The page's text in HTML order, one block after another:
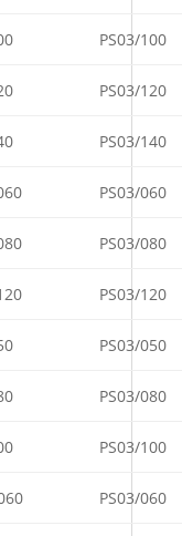
PS03/100
PS03/120
PS03/140
PS03/060
PS03/080
PS03/120
PS03/050
PS03/080
PS03/100
PS03/060